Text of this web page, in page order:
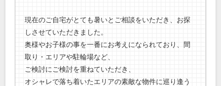
現在のご自宅がとても暑いとご相談をいただき、お探
しさせていただきました。
奥様やお子様の事を一番にお考えになられており、間
取り・エリアや駐輪場など、
ご検討にご検討を重ねていただき、
オシャレで落ち着いたエリアの素敵な物件に巡り逢う